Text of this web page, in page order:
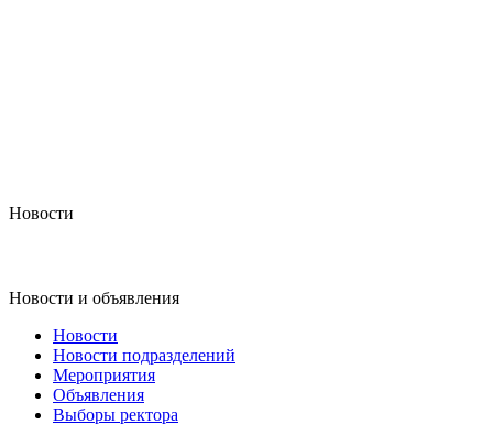
Новости
Новости и объявления
Новости
Новости подразделений
Мероприятия
Объявления
Выборы ректора